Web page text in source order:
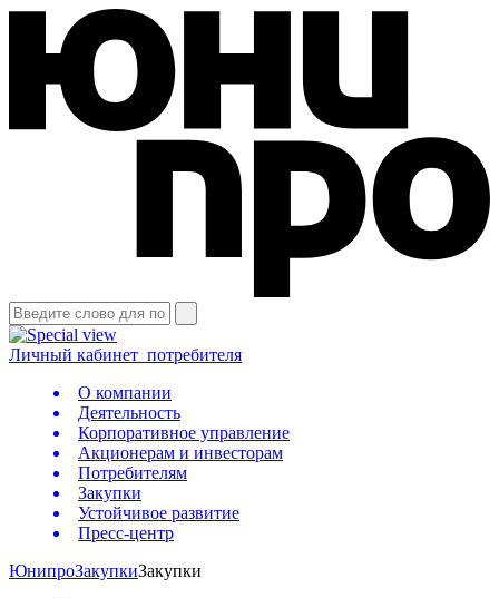
Личный кабинет потребителя
О компании
Деятельность
Корпоративное управление
Акционерам и инвесторам
Потребителям
Закупки
Устойчивое развитие
Пресс-центр
ЮнипроЗакупкиЗакупки